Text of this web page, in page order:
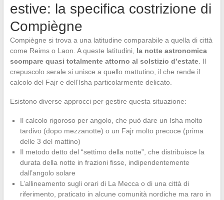
estive: la specifica costrizione di
Compiègne
Compiègne si trova a una latitudine comparabile a quella di città
come Reims o Laon. A queste latitudini, la notte astronomica
scompare quasi totalmente attorno al solstizio d’estate. Il
crepuscolo serale si unisce a quello mattutino, il che rende il
calcolo del Fajr e dell’Isha particolarmente delicato.
Esistono diverse approcci per gestire questa situazione:
Il calcolo rigoroso per angolo, che può dare un Isha molto
tardivo (dopo mezzanotte) o un Fajr molto precoce (prima
delle 3 del mattino)
Il metodo detto del “settimo della notte”, che distribuisce la
durata della notte in frazioni fisse, indipendentemente
dall’angolo solare
L’allineamento sugli orari di La Mecca o di una città di
riferimento, praticato in alcune comunità nordiche ma raro in